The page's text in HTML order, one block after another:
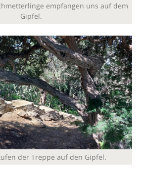
empfangen uns auf dem
Gipfel.
der Treppe auf den Gipfel.